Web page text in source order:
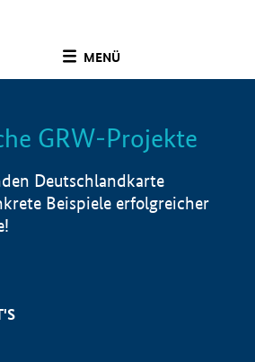
MENÜ
Info
GRW-Projekte
Deutschlandkarte
Beispiele erfolgreicher